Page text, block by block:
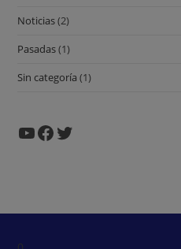
Noticias(2)
Pasadas(1)
Sin categoría (1)